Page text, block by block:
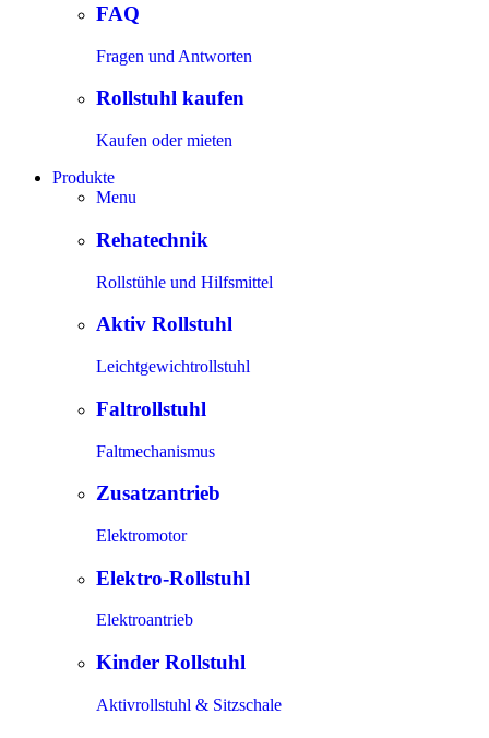
FAQ
Fragen und Antworten
Rollstuhl kaufen
Kaufen oder mieten
Produkte
Menu
Rehatechnik
Rollstühle und Hilfsmittel
Aktiv Rollstuhl
Leichtgewichtrollstuhl
Faltrollstuhl
Faltmechanismus
Zusatzantrieb
Elektromotor
Elektro-Rollstuhl
Elektroantrieb
Kinder Rollstuhl
Aktivrollstuhl & Sitzschale